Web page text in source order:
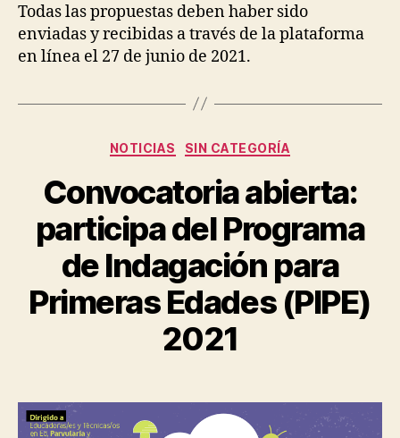
Todas las propuestas deben haber sido
enviadas y recibidas a través de la plataforma
en línea el 27 de junio de 2021.
Categorías
NOTICIAS SIN CATEGORÍA
Convocatoria abierta:
participa del Programa
de Indagación para
Primeras Edades (PIPE)
2021